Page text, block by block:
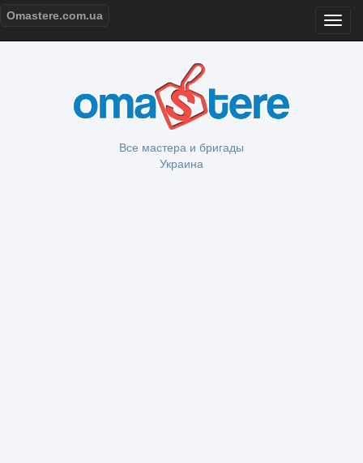
Omastere.com.ua
Все мастера и бригады
Украина